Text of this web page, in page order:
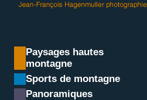
Paysages hautes
montagne
Sports de montagne
Panoramiques